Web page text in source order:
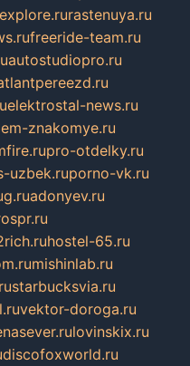
rastenuya.ru
freeride-team.ru
autostudiopro.ru
elektrostal-news.ru
znakomye.ru
pro-otdelky.ru
uzbek.ruporno-vk.ru
adonyev.ru
hostel-65.ru
mishinlab.ru
starbucksvia.ru
vektor-doroga.ru
lovinskix.ru
discofoxworld.ru